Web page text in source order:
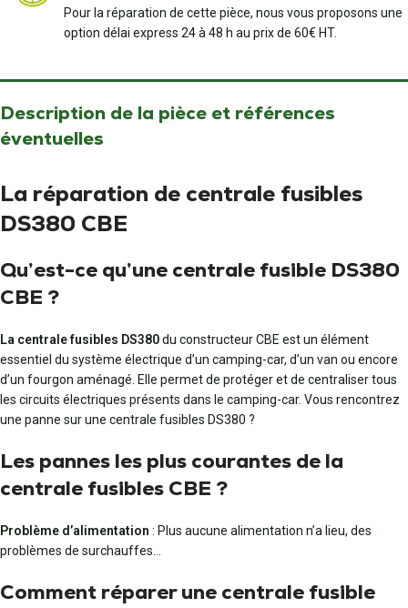
Pour la réparation de cette pièce, nous vous proposons une
option délai express 24 à 48 h au prix de 60€ HT.
Description de la pièce et références
éventuelles
La réparation de centrale fusibles
DS380 CBE
Qu’est-ce qu’une centrale fusible DS380
CBE ?
La centrale fusibles DS380du constructeur CBE est un élément
essentiel du système électrique d’un camping-car, d’un van ou encore
d’un fourgon aménagé. Elle permet de protéger et de centraliser tous
les circuits électriques présents dans le camping-car. Vous rencontrez
une panne sur une centrale fusibles DS380 ?
Les pannes les plus courantes de la
centrale fusibles CBE ?
Problème d’alimentation : Plus aucune alimentation n’a lieu, des
problèmes de surchauffes…
Comment réparer une centrale fusible